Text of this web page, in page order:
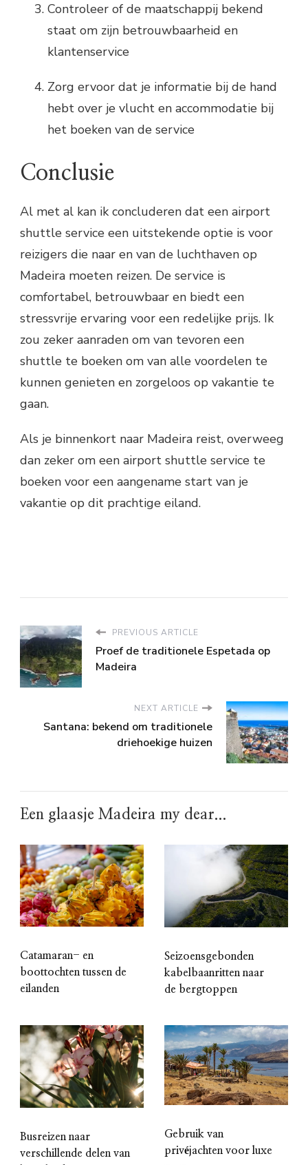
Controleer of de maatschappij bekend
staat om zijn betrouwbaarheid en
klantenservice
Zorg ervoor dat je informatie bij de hand
hebt over je vlucht en accommodatie bij
het boeken van de service
Conclusie
Al met al kan ik concluderen dat een airport
shuttle service een uitstekende optie is voor
reizigers die naar en van de luchthaven op
Madeira moeten reizen. De service is
comfortabel, betrouwbaar en biedt een
stressvrije ervaring voor een redelijke prijs. Ik
zou zeker aanraden om van tevoren een
shuttle te boeken om van alle voordelen te
kunnen genieten en zorgeloos op vakantie te
gaan.
Als je binnenkort naar Madeira reist, overweeg
dan zeker om een airport shuttle service te
boeken voor een aangename start van je
vakantie op dit prachtige eiland.
PREVIOUS ARTICLE
Proef de traditionele Espetada op
Madeira
NEXT ARTICLE
Santana: bekend om traditionele
driehoekige huizen
Een glaasje Madeira my dear...
Catamaran- en
boottochten tussen de
eilanden
Seizoensgebonden
kabelbaanritten naar
de bergtoppen
Busreizen naar
verschillende delen van
Gebruik van
privéjachten voor luxe